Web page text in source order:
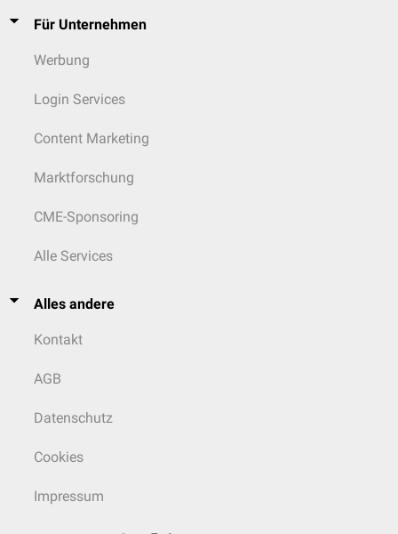
Für Unternehmen
Werbung
Login Services
Content Marketing
Marktforschung
CME-Sponsoring
Alle Services
Alles andere
Kontakt
AGB
Datenschutz
Cookies
Impressum